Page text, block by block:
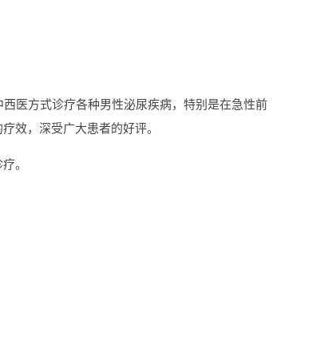
医方式诊疗各种男性泌尿疾病，特别是在急性前
效，深受广大患者的好评。
。